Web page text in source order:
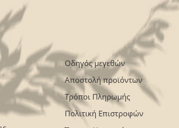
Οδηγός μεγεθών
Αποστολή προϊόντων
Τρόποι Πληρωμής
Πολιτική Επιστροφών